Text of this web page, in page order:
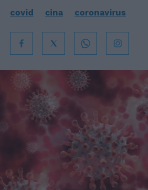
covid cina coronavirus